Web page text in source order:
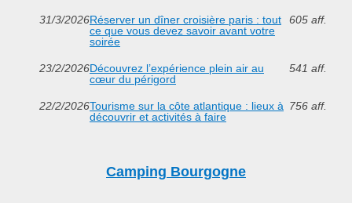
31/3/2026Réserver un dîner croisière paris : tout
ce que vous devez savoir avant votre
soirée
605 aff.
23/2/2026Découvrez l’expérience plein air au
cœur du périgord
541 aff.
22/2/2026Tourisme sur la côte atlantique : lieux à
découvrir et activités à faire
756 aff.
Camping Bourgogne